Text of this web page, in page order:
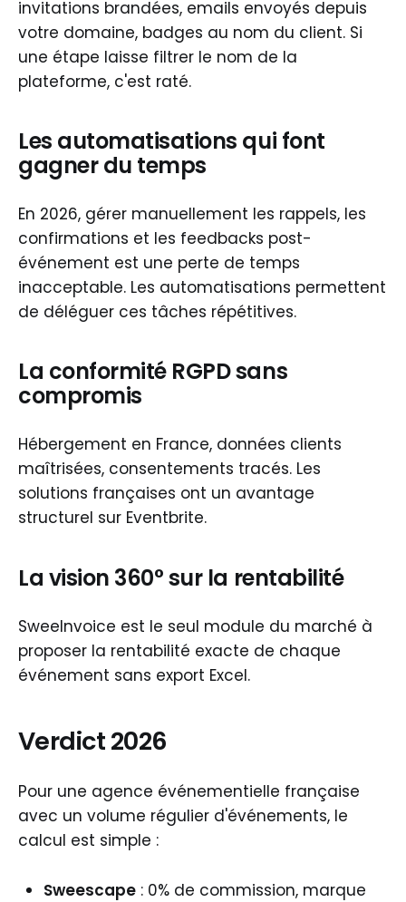
invitations brandées, emails envoyés depuis
votre domaine, badges au nom du client. Si
une étape laisse filtrer le nom de la
plateforme, c'est raté.
Les automatisations qui font
gagner du temps
En 2026, gérer manuellement les rappels, les
confirmations et les feedbacks post-
événement est une perte de temps
inacceptable. Les automatisations permettent
de déléguer ces tâches répétitives.
La conformité RGPD sans
compromis
Hébergement en France, données clients
maîtrisées, consentements tracés. Les
solutions françaises ont un avantage
structurel sur Eventbrite.
La vision 360° sur la rentabilité
SweeInvoice est le seul module du marché à
proposer la rentabilité exacte de chaque
événement sans export Excel.
Verdict 2026
Pour une agence événementielle française
avec un volume régulier d'événements, le
calcul est simple :
Sweescape : 0% de commission, marque